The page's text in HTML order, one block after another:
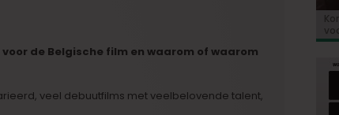
voor de Belgische film en waarom of waarom
veel debuutfilms met veelbelovende talent,
de